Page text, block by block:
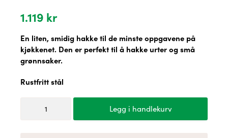
1.119 kr
En liten, smidig hakke til de minste oppgavene på
kjøkkenet. Den er perfekt til å hakke urter og små
grønnsaker.
Rustfritt stål
Legg i handlekurv